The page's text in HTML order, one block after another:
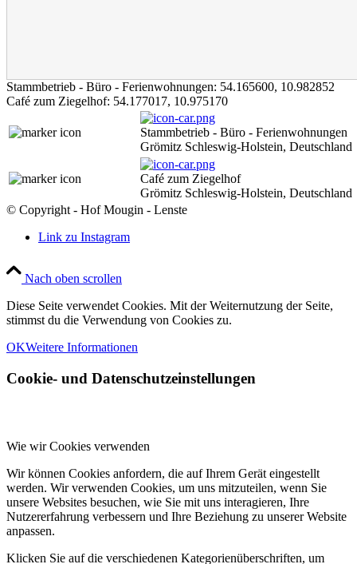
Stammbetrieb - Büro - Ferienwohnungen: 54.165600, 10.982852
Café zum Ziegelhof: 54.177017, 10.975170
Stammbetrieb - Büro - Ferienwohnungen
Grömitz Schleswig-Holstein, Deutschland
Café zum Ziegelhof
Grömitz Schleswig-Holstein, Deutschland
© Copyright - Hof Mougin - Lenste
Link zu Instagram
Nach oben scrollen
Diese Seite verwendet Cookies. Mit der Weiternutzung der Seite,
stimmst du die Verwendung von Cookies zu.
OKWeitere Informationen
Cookie- und Datenschutzeinstellungen
Wie wir Cookies verwenden
Wir können Cookies anfordern, die auf Ihrem Gerät eingestellt
werden. Wir verwenden Cookies, um uns mitzuteilen, wenn Sie
unsere Websites besuchen, wie Sie mit uns interagieren, Ihre
Nutzererfahrung verbessern und Ihre Beziehung zu unserer Website
anpassen.
Klicken Sie auf die verschiedenen Kategorienüberschriften, um